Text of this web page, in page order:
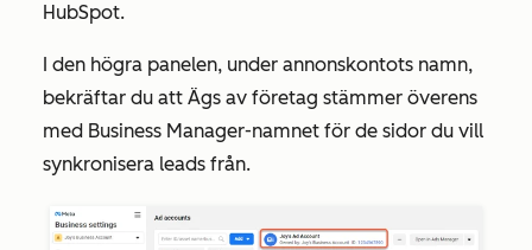
HubSpot.
I den högra panelen, under annonskontots namn,
bekräftar du att Ägs av företag stämmer överens
med Business Manager-namnet för de sidor du vill
synkronisera leads från.